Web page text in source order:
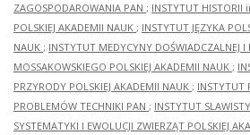
ZAGOSPODAROWANIA PAN ; INSTYTUT HISTORII
POLSKIEJ AKADEMII NAUK ; INSTYTUT JĘZYKA
NAUK ; INSTYTUT MEDYCYNY DOŚWIADCZALNEJ
MOSSAKOWSKIEGO POLSKIEJ AKADEMII NAUK ;
PRZYRODY POLSKIEJ AKADEMII NAUK ; INSTYTUT
PROBLEMÓW TECHNIKI PAN ; INSTYTUT
SYSTEMATYKI I EWOLUCJI ZWIERZĄT POLSKIEJ